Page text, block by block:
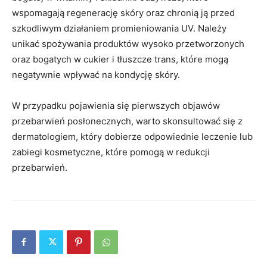
wspomagają regenerację skóry oraz chronią ją przed
szkodliwym działaniem promieniowania UV. Należy
unikać spożywania produktów wysoko przetworzonych
oraz bogatych w cukier i tłuszcze trans, które mogą
negatywnie wpływać na kondycję skóry.
W przypadku pojawienia się pierwszych objawów
przebarwień posłonecznych, warto skonsultować się z
dermatologiem, który dobierze odpowiednie leczenie lub
zabiegi kosmetyczne, które pomogą w redukcji
przebarwień.